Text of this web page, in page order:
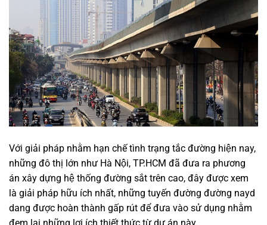
Với giải pháp nhằm hạn chế tình trạng tắc đường hiện nay,
những đô thị lớn như Hà Nội, TP.HCM đã đưa ra phương
án xây dựng hệ thống đường sắt trên cao, đây được xem
là giải pháp hữu ích nhất, những tuyến đường đường nayd
dang được hoàn thành gấp rút để đưa vào sử dụng nhằm